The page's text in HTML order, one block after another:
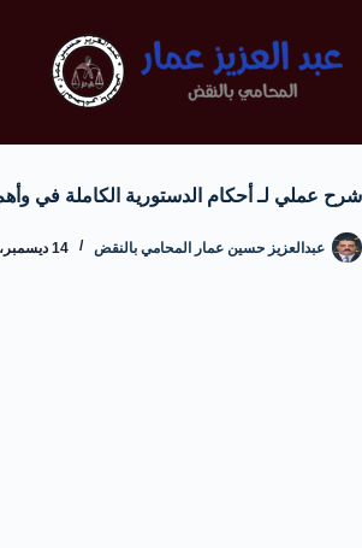
شرح عملي لـ أحكام الدستورية الكاملة في
عبدالعزيز حسين عمار المحامي بالنقض 14 ديسمبر، 2022